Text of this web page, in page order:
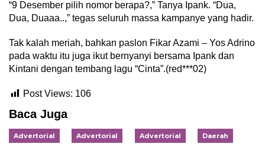
“9 Desember pilih nomor berapa?,” Tanya Ipank. “Dua,
Dua, Duaaa..,” tegas seluruh massa kampanye yang hadir.
Tak kalah meriah, bahkan paslon Fikar Azami – Yos Adrino
pada waktu itu juga ikut bernyanyi bersama Ipank dan
Kintani dengan tembang lagu “Cinta”.(red***02)
Post Views: 106
Baca Juga
Advertorial Advertorial Advertorial Daerah